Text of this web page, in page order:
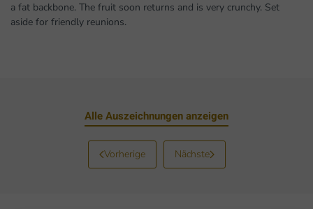
a fat backbone. The fruit soon returns and is very crunchy. Set
aside for friendly reunions.
Alle Auszeichnungen anzeigen
Vorherige Nächste